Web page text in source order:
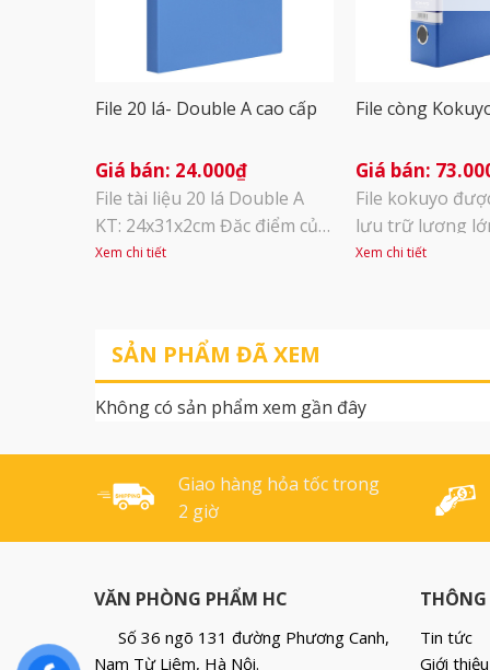
File 20 lá- Double A cao cấp
24.000₫
File tài liệu 20 lá Double A
KT: 24x31x2cm Đặc điểm của
sản phẩm Vật liệu PP đặc
dàng tách miệng để lưu tài
liệu với độ dày 40 µm. Công
nghệ hàn siêu âm cho
đường hàn chắc đẹp [...]
Xem chi tiết
File còng
File kokuyo
lưu trữ lượng
Kẹp nhựa chặn
Mặt ngoài
màng PP, thân
Xem chi tiết
SẢN PHẨM ĐÃ XEM
Không có sản phẩm xem gần đây
Giao hàng hỏa tốc trong
2 giờ
VĂN PHÒNG PHẨM HC
Số 36 ngõ 131 đường Phương Canh,
Nam Từ Liêm, Hà Nội.
Tin tức
Giới thiệu